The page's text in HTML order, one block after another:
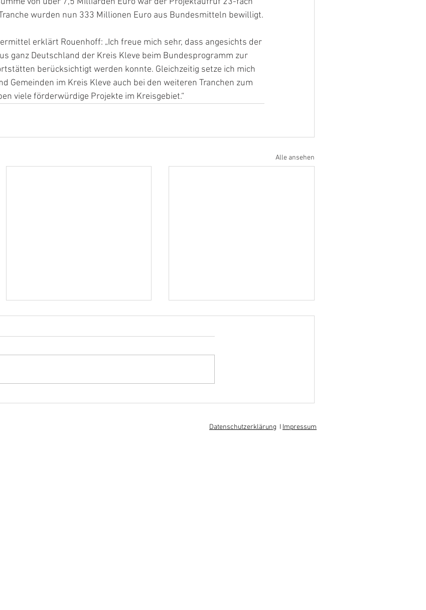
wurden nun 333 Millionen Euro aus Bundesmitteln bewilligt.
erklärt Rouenhoff: „Ich freue mich sehr, dass angesichts der
ganz Deutschland der Kreis Kleve beim Bundesprogramm zur
berücksichtigt werden konnte. Gleichzeitig setze ich mich
Gemeinden im Kreis Kleve auch bei den weiteren Tranchen zum
viele förderwürdige Projekte im Kreisgebiet.“
Alle ansehen
Datenschutzerklärung I Impressum